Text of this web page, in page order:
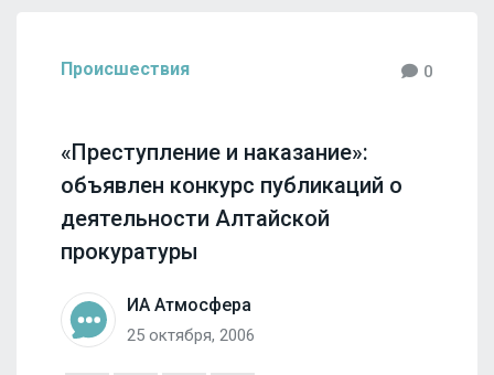
Происшествия 0
«Преступление и наказание»:
объявлен конкурс публикаций о
деятельности Алтайской
прокуратуры
ИА Атмосфера
25 октября, 2006